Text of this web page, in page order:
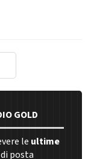
GOLD
le ultime
posta